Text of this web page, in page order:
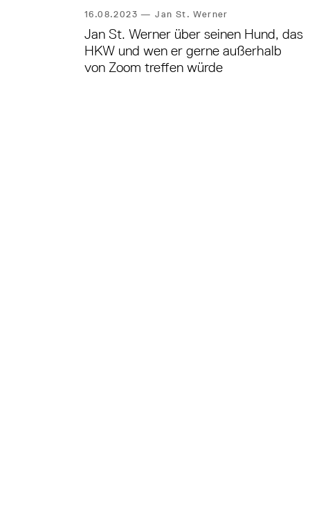
16.08.2023—Jan St. Werner
Jan St. Werner über seinen Hund, das
HKW und wen er gerne außerhalb
von Zoom treffen würde